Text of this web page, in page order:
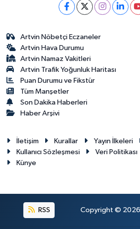
Artvin Nöbetçi Eczaneler
Artvin Hava Durumu
Artvin Namaz Vakitleri
Artvin Trafik Yoğunluk Haritası
Puan Durumu ve Fikstür
Tüm Manşetler
Son Dakika Haberleri
Haber Arşivi
İletişim Kurallar Yayın İlkeleri
Kullanıcı Sözleşmesi
Veri Politikası
Künye
RSS Copyright © 2026.